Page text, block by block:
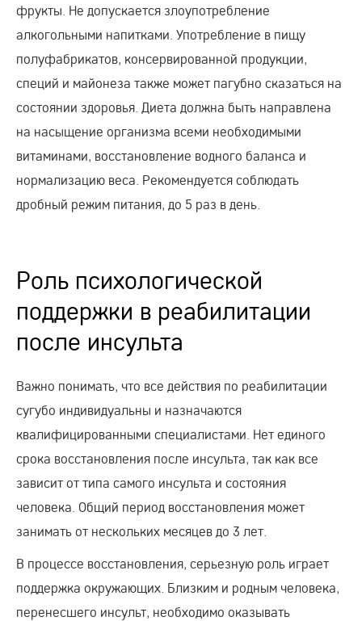
фрукты. Не допускается злоупотребление
алкогольными напитками. Употребление в пищу
полуфабрикатов, консервированной продукции,
специй и майонеза также может пагубно сказаться на
состоянии здоровья. Диета должна быть направлена
на насыщение организма всеми необходимыми
витаминами, восстановление водного баланса и
нормализацию веса. Рекомендуется соблюдать
дробный режим питания, до 5 раз в день.
Роль психологической
поддержки в реабилитации
после инсульта
Важно понимать, что все действия по реабилитации
сугубо индивидуальны и назначаются
квалифицированными специалистами. Нет единого
срока восстановления после инсульта, так как все
зависит от типа самого инсульта и состояния
человека. Общий период восстановления может
занимать от нескольких месяцев до 3 лет.
В процессе восстановления, серьезную роль играет
поддержка окружающих. Близким и родным человека,
перенесшего инсульт, необходимо оказывать